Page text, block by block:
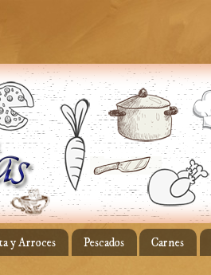
y Arroces Pescados Carnes